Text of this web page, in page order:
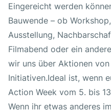
Eingereicht werden
Bauwende – ob
Ausstellung,
Filmabend oder ein
wir uns über Aktionen
Initiativen.Ideal ist, wenn
Action Week vom 5. bis
Wenn ihr etwas anderes